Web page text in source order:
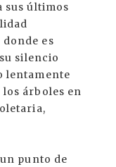
sus últimos
es
silencio
lentamente
los árboles en
punto de